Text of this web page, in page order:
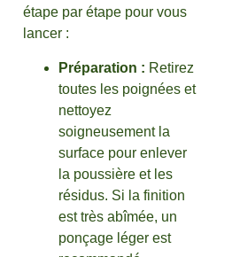
étape par étape pour vous
lancer :
Préparation : Retirez
toutes les poignées et
nettoyez
soigneusement la
surface pour enlever
la poussière et les
résidus. Si la finition
est très abîmée, un
ponçage léger est